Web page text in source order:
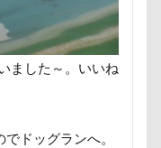
ました～。いいね
ドッグランへ。
くん
ベストショット